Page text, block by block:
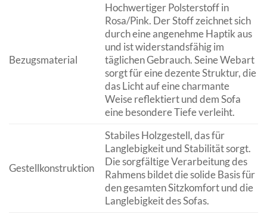
Bezugsmaterial
Hochwertiger Polsterstoff in
Rosa/Pink. Der Stoff zeichnet sich
durch eine angenehme Haptik aus
und ist widerstandsfähig im
täglichen Gebrauch. Seine Webart
sorgt für eine dezente Struktur, die
das Licht auf eine charmante
Weise reflektiert und dem Sofa
eine besondere Tiefe verleiht.
Gestellkonstruktion
Stabiles Holzgestell, das für
Langlebigkeit und Stabilität sorgt.
Die sorgfältige Verarbeitung des
Rahmens bildet die solide Basis für
den gesamten Sitzkomfort und die
Langlebigkeit des Sofas.